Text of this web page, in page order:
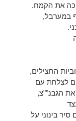
את הקמח.
במערבל,
החצילים,
לצלחת עם
הגבנ""צ,
סיר בינוני על